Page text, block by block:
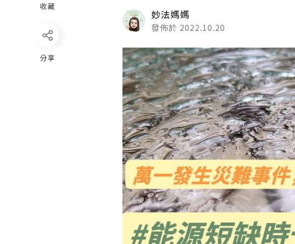
收藏
分享
妙法媽媽
發佈於 2022.10.20